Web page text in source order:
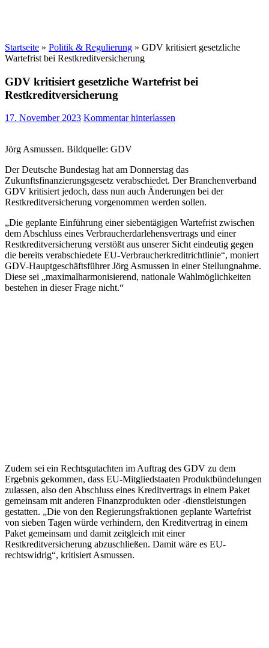
Startseite » Politik & Regulierung » GDV kritisiert gesetzliche
Wartefrist bei Restkreditversicherung
GDV kritisiert gesetzliche Wartefrist bei
Restkreditversicherung
17. November 2023 Kommentar hinterlassen
Jörg Asmussen. Bildquelle: GDV
Der Deutsche Bundestag hat am Donnerstag das
Zukunftsfinanzierungsgesetz verabschiedet. Der Branchenverband
GDV kritisiert jedoch, dass nun auch Änderungen bei der
Restkreditversicherung vorgenommen werden sollen.
„Die geplante Einführung einer siebentägigen Wartefrist zwischen
dem Abschluss eines Verbraucherdarlehensvertrags und einer
Restkreditversicherung verstößt aus unserer Sicht eindeutig gegen
die bereits verabschiedete EU-Verbraucherkreditrichtlinie“, moniert
GDV-Hauptgeschäftsführer Jörg Asmussen in einer Stellungnahme.
Diese sei „maximalharmonisierend, nationale Wahlmöglichkeiten
bestehen in dieser Frage nicht.“
Zudem sei ein Rechtsgutachten im Auftrag des GDV zu dem
Ergebnis gekommen, dass EU-Mitgliedstaaten Produktbündelungen
zulassen, also den Abschluss eines Kreditvertrags in einem Paket
gemeinsam mit anderen Finanzprodukten oder -dienstleistungen
gestatten. „Die von den Regierungsfraktionen geplante Wartefrist
von sieben Tagen würde verhindern, den Kreditvertrag in einem
Paket gemeinsam und damit zeitgleich mit einer
Restkreditversicherung abzuschließen. Damit wäre es EU-
rechtswidrig“, kritisiert Asmussen.